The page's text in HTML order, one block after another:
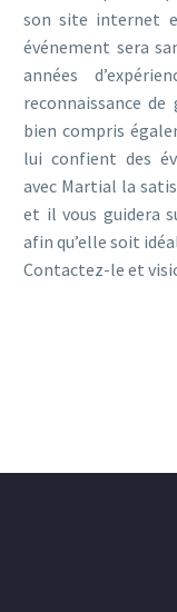
son site internet
événement sera
années
reconnaissance
bien compris
lui confient des
avec Martial la
et il vous guidera
afin qu’elle soit
Contactez-le et